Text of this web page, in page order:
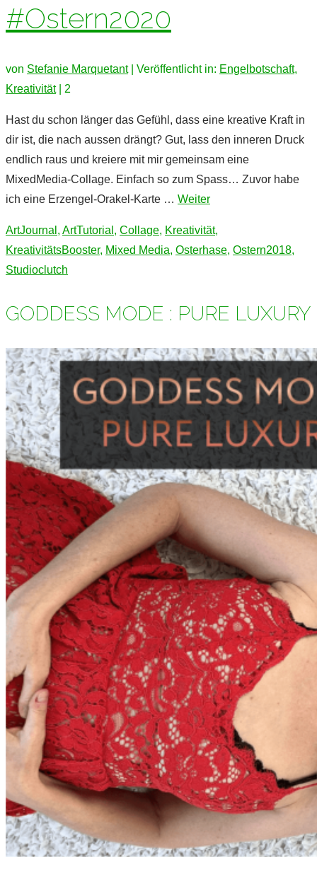
#Ostern2020
von Stefanie Marquetant| Veröffentlicht in: Engelbotschaft,
Kreativität
2
Hast du schon länger das Gefühl, dass eine kreative Kraft in
dir ist, die nach aussen drängt? Gut, lass den inneren Druck
endlich raus und kreiere mit mir gemeinsam eine
MixedMedia-Collage. Einfach so zum Spass… Zuvor habe
ich eine Erzengel-Orakel-Karte … Weiter
ArtJournal , ArtTutorial , Collage, Kreativität,
KreativitätsBooster, Mixed Media, Osterhase, Ostern2018,
Studioclutch
GODDESS MODE : PURE LUXURY